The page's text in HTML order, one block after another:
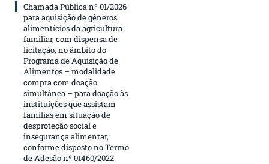
Chamada Pública nº 01/2026
para aquisição de gêneros
alimentícios da agricultura
familiar, com dispensa de
licitação, no âmbito do
Programa de Aquisição de
Alimentos – modalidade
compra com doação
simultânea – para doação às
instituições que assistam
famílias em situação de
desproteção social e
insegurança alimentar,
conforme disposto no Termo
de Adesão nº 01460/2022.